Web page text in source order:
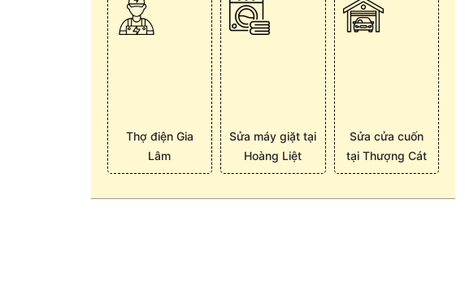
Thợ điện Gia
Lâm
Sửa máy giặt tại
Hoàng Liệt
Sửa cửa cuốn
tại Thượng Cát